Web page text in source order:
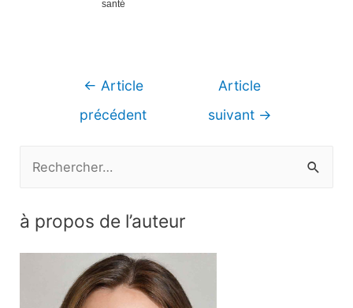
santé
Navigation
← Article
précédent
Article
suivant →
h
à propos de l’auteur